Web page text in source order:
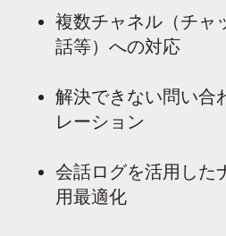
複数チャネル（チャ
話等）への対応
解決できない問い合
レーション
会話ログを活用した
用最適化